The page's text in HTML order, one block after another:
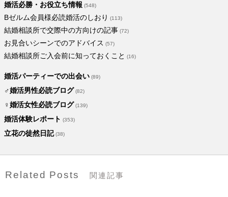
婚活必勝・お役立ち情報 (548)
Bゼルム会員様必読婚活のしおり (113)
結婚相談所で交際中の方向けの記事 (72)
お見合いシーンでのアドバイス (57)
結婚相談所ご入会前に知っておくこと (16)
婚活パーティーでの出会い (89)
♂婚活男性必読ブログ (82)
♀婚活女性必読ブログ (139)
婚活体験レポート (353)
立花の徒然日記(38)
Related Posts 関連記事